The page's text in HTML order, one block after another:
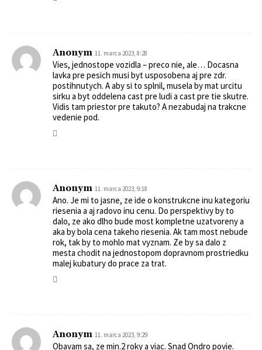
Anonym 11. marca 2023, 8:28
Vies, jednostope vozidla – preco nie, ale… Docasna
lavka pre pesich musi byt usposobena aj pre zdr.
postihnutych. A aby si to splnil, musela by mat urcitu
sirku a byt oddelena cast pre ludi a cast pre tie skutre.
Vidis tam priestor pre takuto? A nezabudaj na trakcne
vedenie pod.
Anonym 11. marca 2023, 9:18
Ano. Je mi to jasne, ze ide o konstrukcne inu kategoriu
riesenia a aj radovo inu cenu. Do perspektivy by to
dalo, ze ako dlho bude most kompletne uzatvoreny a
aka by bola cena takeho riesenia. Ak tam most nebude
rok, tak by to mohlo mat vyznam. Ze by sa dalo z
mesta chodit na jednostopom dopravnom prostriedku
malej kubatury do prace za trat.
Anonym 11. marca 2023, 9:29
Obavam sa, ze min.2 roky a viac. Snad Ondro povie.